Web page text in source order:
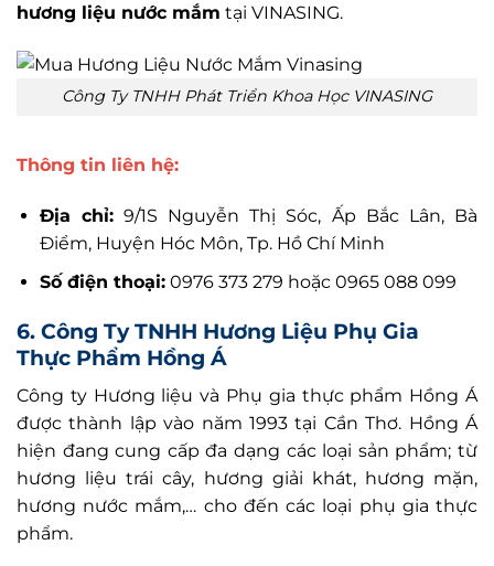
hương liệu nước mắm tại VINASING.
Công Ty TNHH Phát Triển Khoa Học VINASING
Thông tin liên hệ:
Địa chỉ:9/1S Nguyễn Thị Sóc, Ấp Bắc Lân, Bà
Điểm, Huyện Hóc Môn, Tp. Hồ Chí Minh
Số điện thoại:0976 373 279 hoặc 0965 088 099
6. Công Ty TNHH Hương Liệu Phụ Gia
Thực Phẩm Hồng Á
Công ty Hương liệu và Phụ gia thực phẩm Hồng Á
được thành lập vào năm 1993 tại Cần Thơ. Hồng Á
hiện đang cung cấp đa dạng các loại sản phẩm; từ
hương liệu trái cây, hương giải khát, hương mặn,
hương nước mắm,… cho đến các loại phụ gia thực
phẩm.